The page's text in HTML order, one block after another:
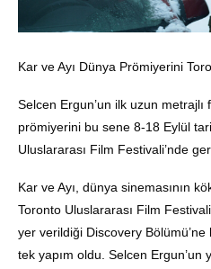
Kar ve Ayı Dünya Prömiyerini
Selcen Ergun’un ilk uzun metrajlı
prömiyerini bu sene 8-18 Eylül
Uluslararası Film Festivali’nde
Kar ve Ayı, dünya sinemasının
Toronto Uluslararası Film
yer verildiği Discovery
tek yapım oldu. Selcen Ergun’un